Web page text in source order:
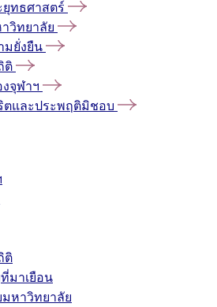
ทธศาสตร์
วิทยาลัย
มยั่งยืน
ติ
จุฬาฯ
ตและประพฤติมิชอบ
ติ
มาเยือน
หาวิทยาลัย